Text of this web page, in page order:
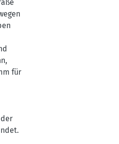
für